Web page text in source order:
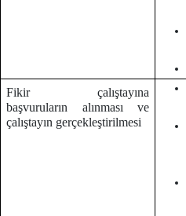
Fikir çalıştayına
başvuruların alınması ve
çalıştayın gerçekleştirilmesi